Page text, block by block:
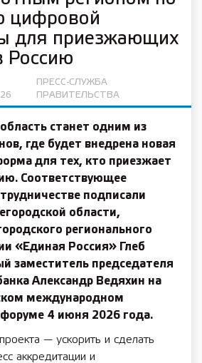
цифровой
для приезжающих
Россию
ПРЕСС-СЛУЖБА
ПРАВИТЕЛЬСТВА
станет одним из
где будет внедрена новая
для тех, кто приезжает
Соответствующее
подписали
области,
регионального
«Единая Россия» Глеб
заместитель председателя
Александр Ведяхин на
международном
4 июня 2026 года.
— ускорить и сделать
аккредитации и